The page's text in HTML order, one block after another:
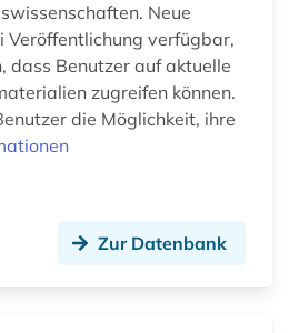
Neue
Veröffentlichung verfügbar,
dass Benutzer auf aktuelle
zugreifen können.
die Möglichkeit, ihre
Zur Datenbank